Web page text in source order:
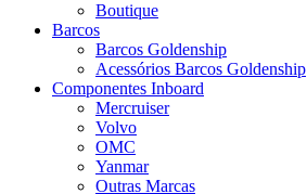
Boutique
Barcos
Barcos Goldenship
Acessórios Barcos Goldenship
Componentes Inboard
Mercruiser
Volvo
OMC
Yanmar
Outras Marcas